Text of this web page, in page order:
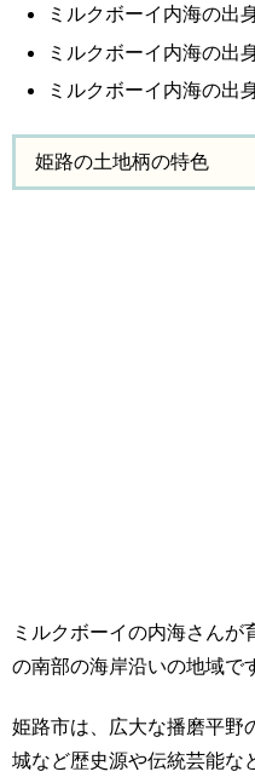
ミルクボーイ内海の出
ミルクボーイ内海の出
ミルクボーイ内海の出
姫路の土地柄の特色
ミルクボーイの内海さん
の南部の海岸沿いの地域で
姫路市は、広大な播磨平野
城など歴史源や伝統芸能な